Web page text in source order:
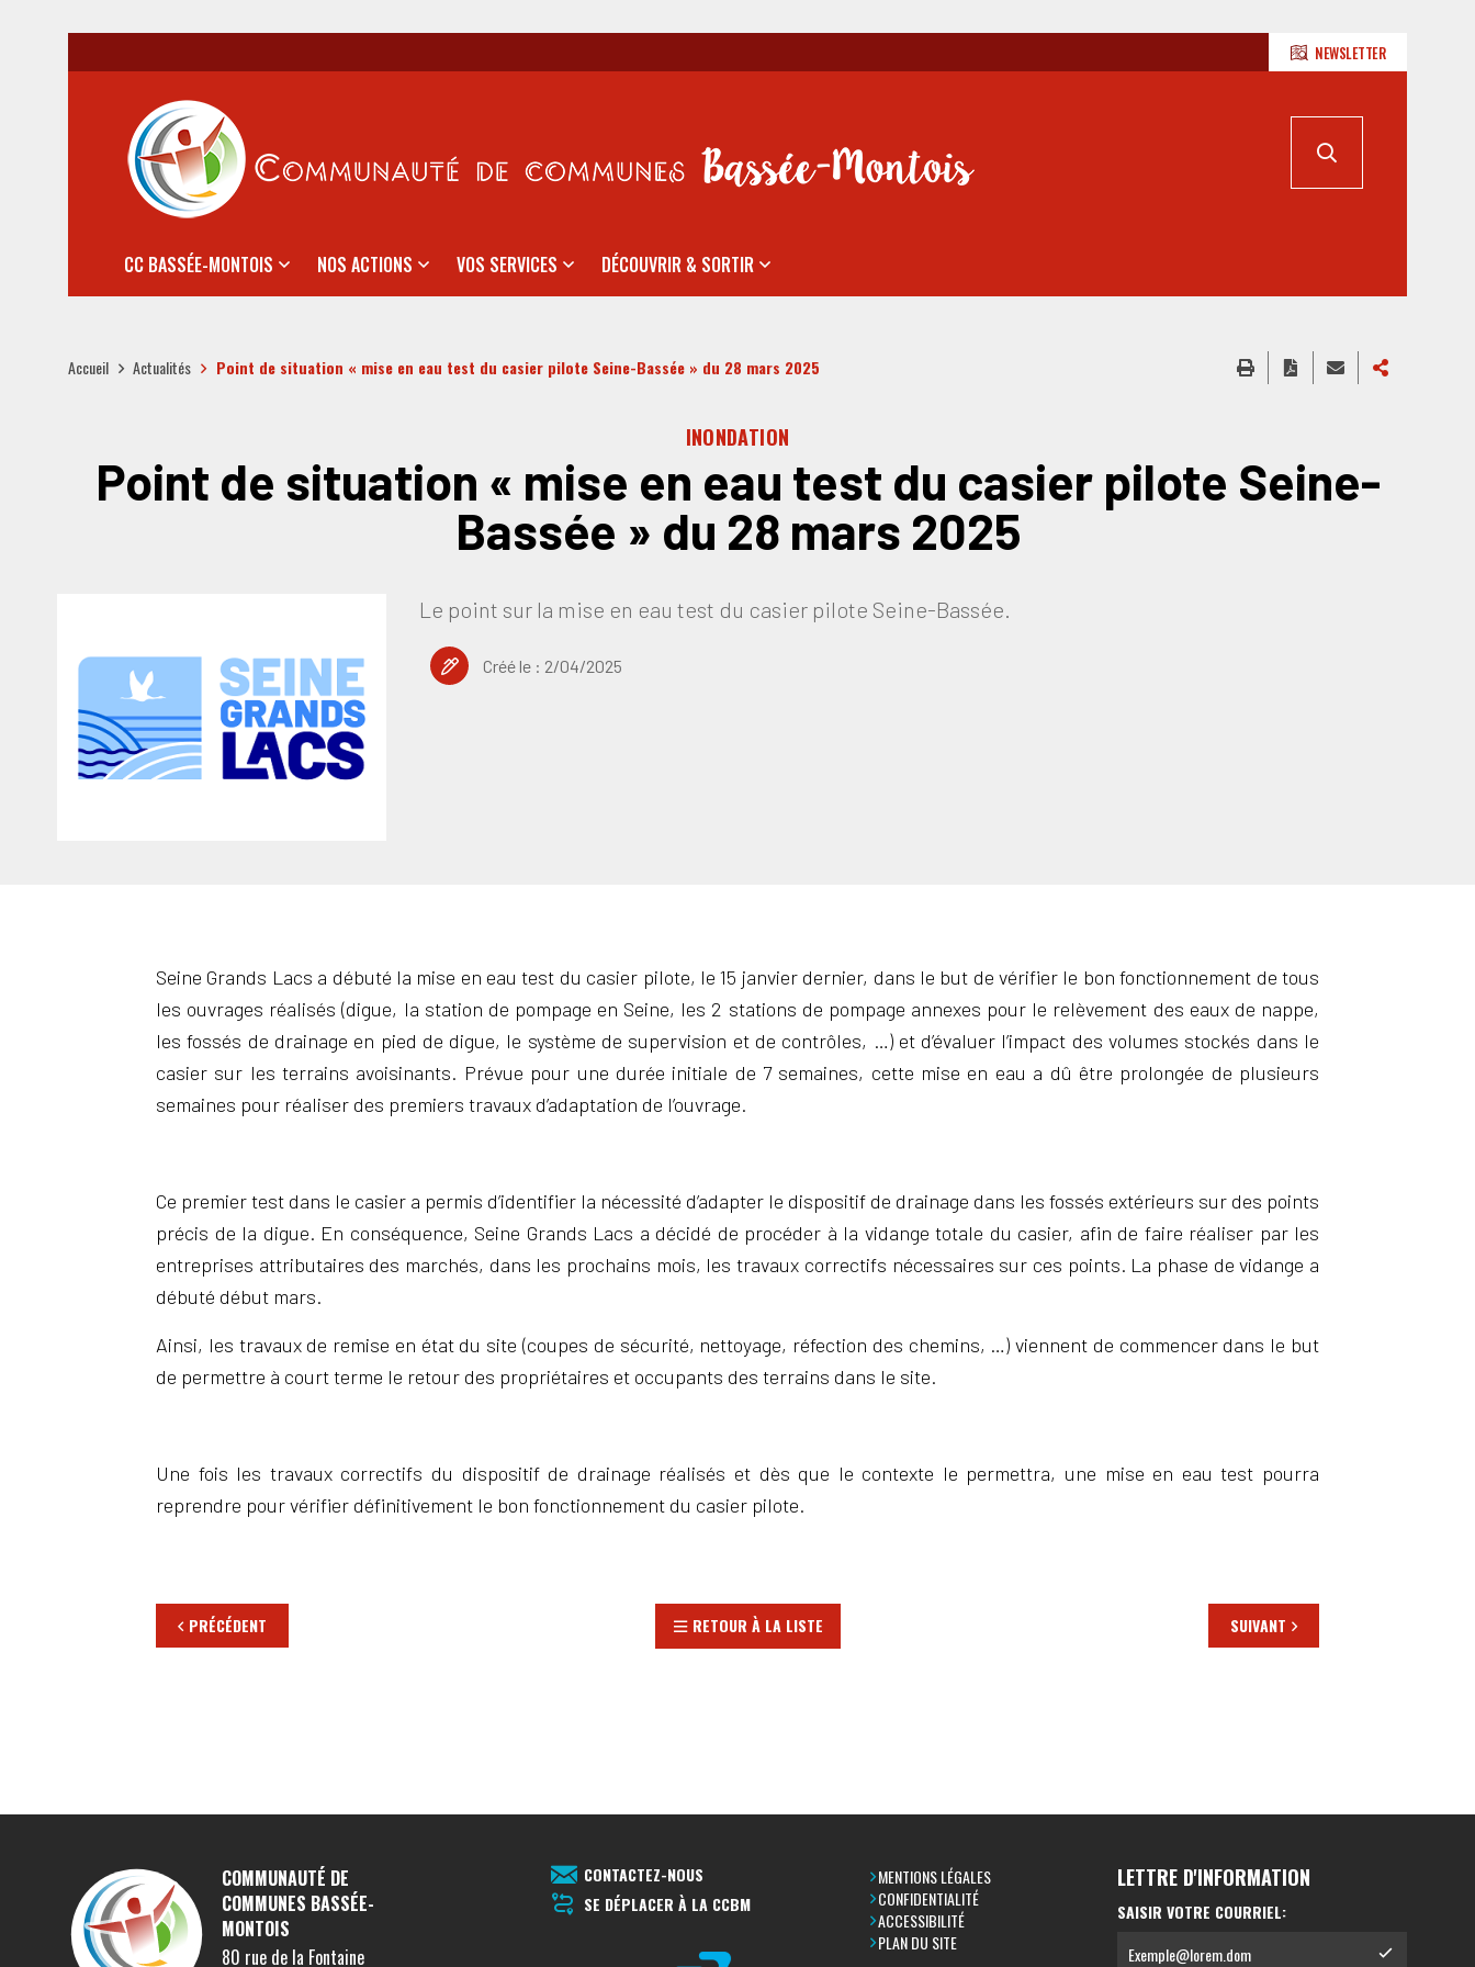
NEWSLETTER
CC BASSÉE-MONTOIS NOS ACTIONS VOS SERVICES DÉCOUVRIR & SORTIR
Accueil Actualités Point de situation « mise en eau test du casier pilote Seine-Bassée » du 28 mars 2025
INONDATION
Point de situation « mise en eau test du casier pilote Seine-
Bassée » du 28 mars 2025
Le point sur la mise en eau test du casier pilote Seine-Bassée.
Créé le : 2/04/2025
Seine Grands Lacs a débuté la mise en eau test du casier pilote, le 15 janvier dernier, dans le but de vérifier le bon fonctionnement de tous
les ouvrages réalisés (digue, la station de pompage en Seine, les 2 stations de pompage annexes pour le relèvement des eaux de nappe,
les fossés de drainage en pied de digue, le système de supervision et de contrôles, …) et d’évaluer l’impact des volumes stockés dans le
casier sur les terrains avoisinants. Prévue pour une durée initiale de 7 semaines, cette mise en eau a dû être prolongée de plusieurs
semaines pour réaliser des premiers travaux d’adaptation de l’ouvrage.
Ce premier test dans le casier a permis d’identifier la nécessité d’adapter le dispositif de drainage dans les fossés extérieurs sur des points
précis de la digue. En conséquence, Seine Grands Lacs a décidé de procéder à la vidange totale du casier, afin de faire réaliser par les
entreprises attributaires des marchés, dans les prochains mois, les travaux correctifs nécessaires sur ces points. La phase de vidange a
débuté début mars.
Ainsi, les travaux de remise en état du site (coupes de sécurité, nettoyage, réfection des chemins, …) viennent de commencer dans le but
de permettre à court terme le retour des propriétaires et occupants des terrains dans le site.
Une fois les travaux correctifs du dispositif de drainage réalisés et dès que le contexte le permettra, une mise en eau test pourra
reprendre pour vérifier définitivement le bon fonctionnement du casier pilote.
PRÉCÉDENT RETOUR À LA LISTE SUIVANT
COMMUNAUTÉ DE
COMMUNES BASSÉE-
MONTOIS
80 rue de la Fontaine
CONTACTEZ-NOUS
SE DÉPLACER À LA CCBM
MENTIONS LÉGALES
CONFIDENTIALITÉ
ACCESSIBILITÉ
PLAN DU SITE
LETTRE D'INFORMATION
SAISIR VOTRE COURRIEL: